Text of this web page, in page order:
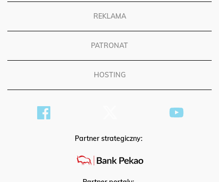
REKLAMA
PATRONAT
HOSTING
Partner strategiczny: